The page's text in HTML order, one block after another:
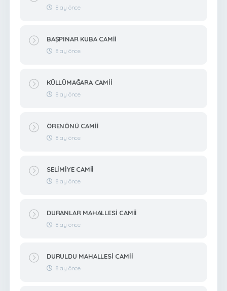
8 ay önce
BAŞPINAR KUBA CAMİİ
8 ay önce
KÜLLÜMAĞARA CAMİİ
8 ay önce
ÖRENÖNÜ CAMİİ
8 ay önce
SELİMİYE CAMİİ
8 ay önce
DURANLAR MAHALLESİ CAMİİ
8 ay önce
DURULDU MAHALLESİ CAMİİ
8 ay önce